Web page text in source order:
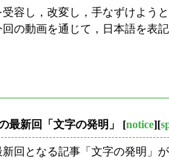
容し，改変し，手なずけよう
の動画を通じて，日本語を表
新回「文字の発明」 [notice][
新回となる記事「文字の発明」